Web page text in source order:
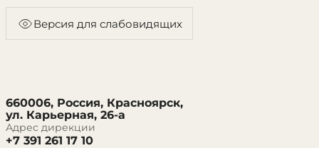
Версия для слабовидящих
660006, Россия, Красноярск,
ул. Карьерная, 26-а
Адрес дирекции
+7 391 261 17 10